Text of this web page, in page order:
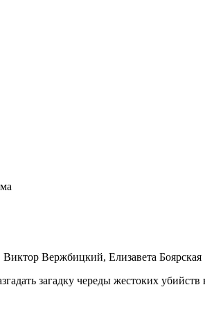
Вержбицкий, Елизавета Боярская
загадку череды жестоких убийств